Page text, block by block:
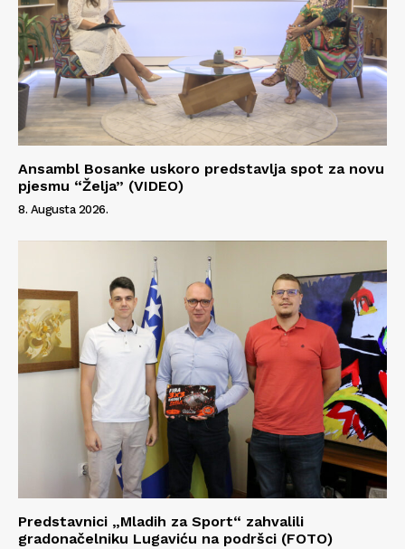
Ansambl Bosanke uskoro predstavlja spot za novu
pjesmu “Želja” (VIDEO)
8. Augusta 2026.
Predstavnici „Mladih za Sport“ zahvalili
gradonačelniku Lugaviću na podršci (FOTO)